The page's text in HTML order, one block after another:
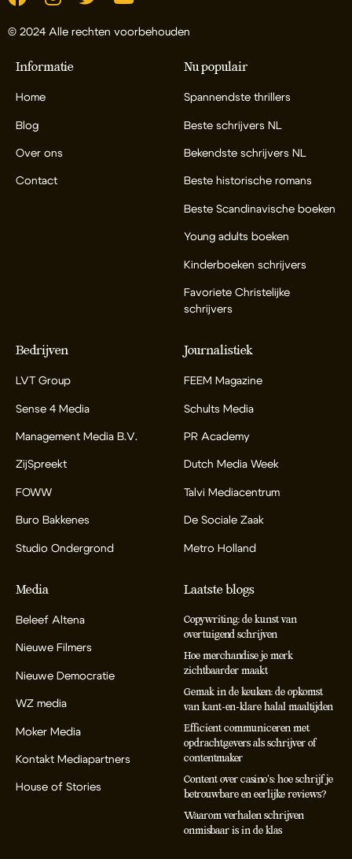
© 2024 Alle rechten voorbehouden
Informatie
Home
Blog
Over ons
Contact
Nu populair
Spannendste thrillers
Beste schrijvers NL
Bekendste schrijvers NL
Beste historische romans
Beste Scandinavische boeken
Young adults boeken
Kinderboeken schrijvers
Favoriete Christelijke
schrijvers
Bedrijven
LVT Group
Sense 4 Media
Management Media B.V.
ZijSpreekt
FOWW
Buro Bakkenes
Studio Ondergrond
Journalistiek
FEEM Magazine
Schults Media
PR Academy
Dutch Media Week
Talvi Mediacentrum
De Sociale Zaak
Metro Holland
Media
Beleef Altena
Nieuwe Filmers
Nieuwe Democratie
WZ media
Moker Media
Kontakt Mediapartners
House of Stories
Laatste blogs
Copywriting: de kunst van
overtuigend schrijven
Hoe merchandise je merk
zichtbaarder maakt
Gemak in de keuken: de opkomst
van kant-en-klare halal maaltijden
Efficient communiceren met
opdrachtgevers als schrijver of
contentmaker
Content over casino’s: hoe schrijf je
betrouwbare en eerlijke reviews?
Waarom verhalen schrijven
onmisbaar is in de klas